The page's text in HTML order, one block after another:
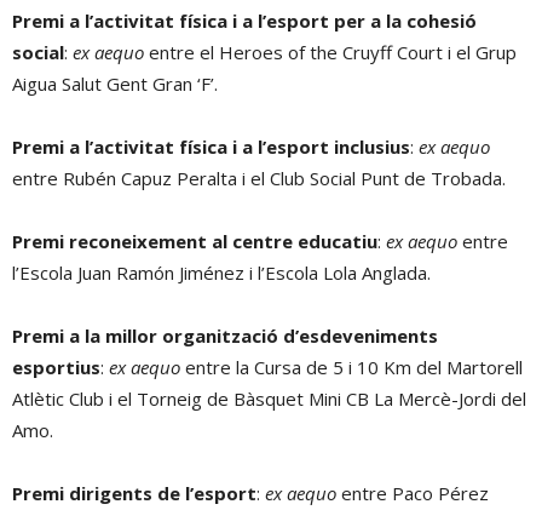
Premi a l’activitat física i a l’esport per a la cohesió
social: ex aequo entre el Heroes of the Cruyff Court i el Grup
Aigua Salut Gent Gran ‘F’.
Premi a l’activitat física i a l’esport inclusius: ex aequo
entre Rubén Capuz Peralta i el Club Social Punt de Trobada.
Premi reconeixement al centre educatiu: ex aequo entre
l’Escola Juan Ramón Jiménez i l’Escola Lola Anglada.
Premi a la millor organització d’esdeveniments
esportius: ex aequo entre la Cursa de 5 i 10 Km del Martorell
Atlètic Club i el Torneig de Bàsquet Mini CB La Mercè-Jordi del
Amo.
Premi dirigents de l’esport: ex aequo entre Paco Pérez